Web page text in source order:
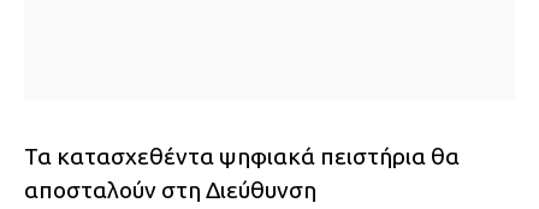
Τα κατασχεθέντα ψηφιακά πειστήρια θα
αποσταλούν στη Διεύθυνση